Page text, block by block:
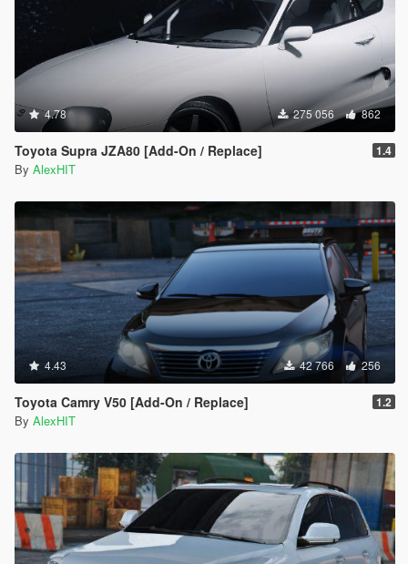
4.78 275 056 862
Toyota Supra JZA80 [Add-On / Replace] 1.4
By AlexHIT
4.43 42 766 256
Toyota Camry V50 [Add-On / Replace] 1.2
By AlexHIT